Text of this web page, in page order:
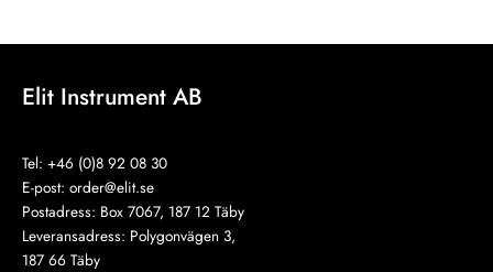
Elit Instrument AB
Tel: +46 (0)8 92 08 30
E-post: order@elit.se
Postadress: Box 7067, 187 12 Täby
Leveransadress: Polygonvägen 3,
187 66 Täby